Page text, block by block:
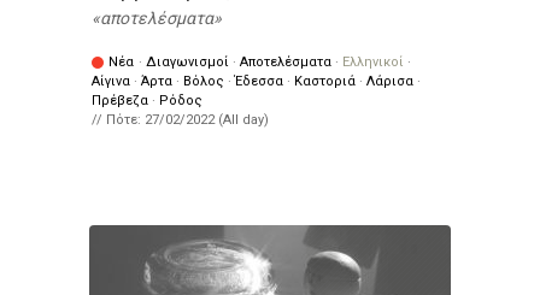
αποτελέσματα
Νέα · Διαγωνισμοί · Αποτελέσματα · Ελληνικοί ·
Αίγινα · Άρτα · Βόλος ·Έδεσσα · Καστοριά · Λάρισα ·
Πρέβεζα · Ρόδος
// Πότε: 27/02/2022 (All day)